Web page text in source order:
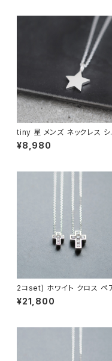
tiny 星 メンズ ネックレス シ
バー925
¥8,980
2コset) ホワイト クロス ペ
ネックレス シルバー925
¥21,800